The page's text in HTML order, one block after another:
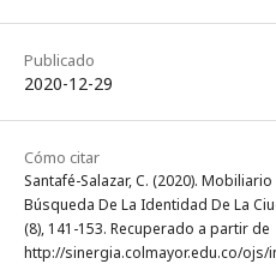
Publicado
2020-12-29
Cómo citar
Santafé-Salazar, C. (2020).
Búsqueda De La Identidad De La
(8), 141-153. Recuperado a partir de
http://sinergia.colmayor.edu.co/ojs/